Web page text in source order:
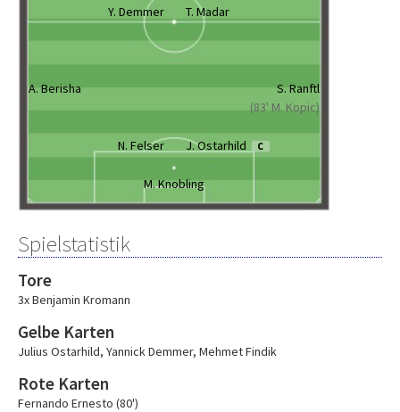
Y. Demmer T. Madar
A. Berisha
S. Ranftl
(83' M. Kopic)
N. Felser J. Ostarhild C
M. Knobling
Spielstatistik
Tore
3x Benjamin Kromann
Gelbe Karten
Julius Ostarhild, Yannick Demmer, Mehmet Findik
Rote Karten
Fernando Ernesto (80')